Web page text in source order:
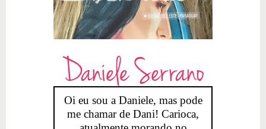
Daniele Serrano
Oi eu sou a Daniele, mas pode
me chamar de Dani! Carioca,